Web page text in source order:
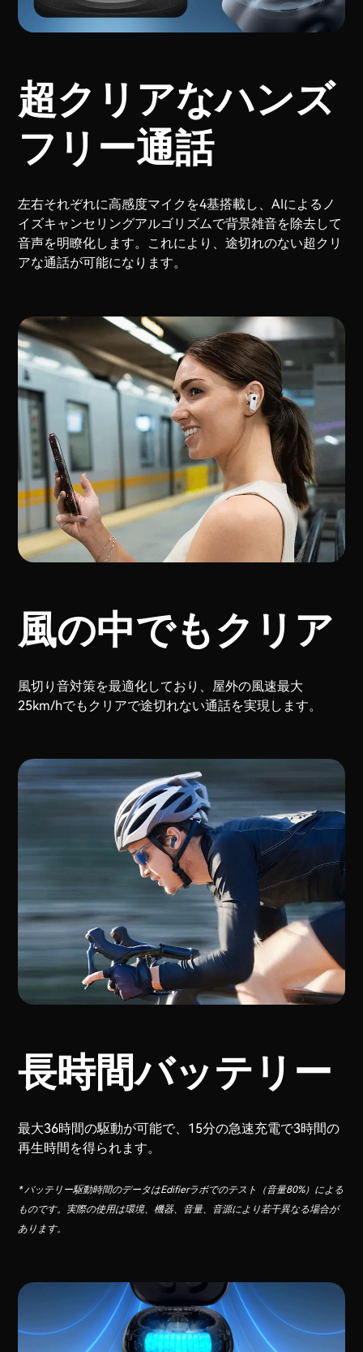
超クリアなハンズ
フリー通話
左右それぞれに高感度マイクを4基搭載し、AIによるノ
イズキャンセリングアルゴリズムで背景雑音を除去して
音声を明瞭化します。これにより、途切れのない超クリ
アな通話が可能になります。
風の中でもクリア
風切り音対策を最適化しており、屋外の風速最大
25km/hでもクリアで途切れない通話を実現します。
長時間バッテリー
最大36時間の駆動が可能で、15分の急速充電で3時間の
再生時間を得られます。
* バッテリー駆動時間のデータはEdifierラボでのテスト（音量80%）による
ものです。実際の使用は環境、機器、音量、音源により若干異なる場合が
あります。